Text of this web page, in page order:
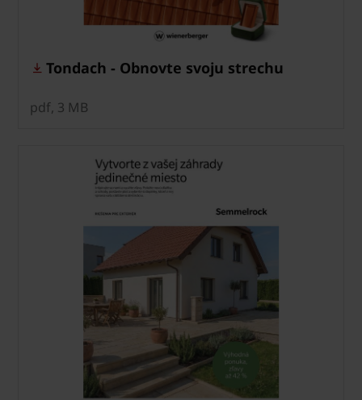
Tondach - Obnovte svoju strechu
pdf, 3 MB